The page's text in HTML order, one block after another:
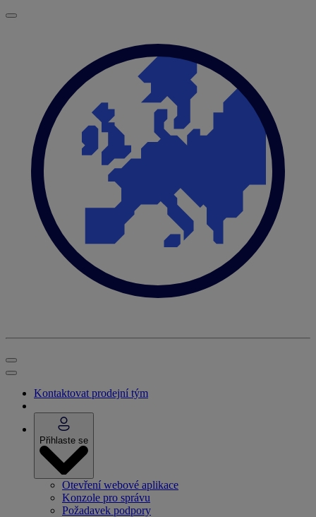
Kontaktovat prodejní tým
Přihlaste se
Otevření webové aplikace
Konzole pro správu
Požadavek podpory